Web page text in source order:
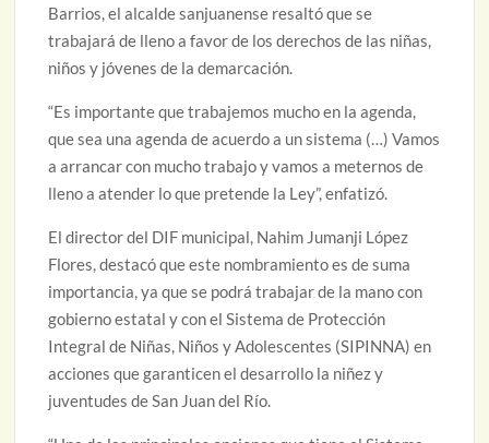
Barrios, el alcalde sanjuanense resaltó que se
trabajará de lleno a favor de los derechos de las niñas,
niños y jóvenes de la demarcación.
“Es importante que trabajemos mucho en la agenda,
que sea una agenda de acuerdo a un sistema (…) Vamos
a arrancar con mucho trabajo y vamos a meternos de
lleno a atender lo que pretende la Ley”, enfatizó.
El director del DIF municipal, Nahim Jumanji López
Flores, destacó que este nombramiento es de suma
importancia, ya que se podrá trabajar de la mano con
gobierno estatal y con el Sistema de Protección
Integral de Niñas, Niños y Adolescentes (SIPINNA) en
acciones que garanticen el desarrollo la niñez y
juventudes de San Juan del Río.